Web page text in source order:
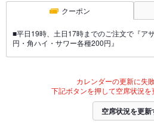
クーポン
■平日19時、土日17時までのご注文で『ア
円・角ハイ・サワー各種200円』
カレンダーの更新に失
下記ボタンを押して空席状況を
空席状況を更新